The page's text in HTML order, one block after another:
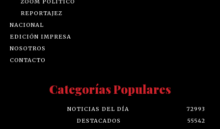
REPORTAJEZ
NACIONAL
EDICIÓN IMPRESA
NOSOTROS
CONTACTO
Categorías Populares
NOTICIAS DEL DÍA
72993
DESTACADOS
55542